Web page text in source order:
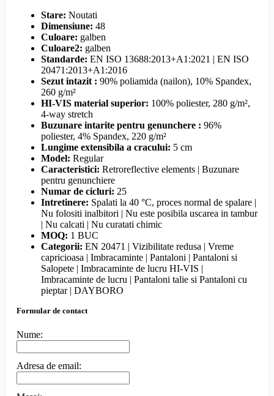
Stare: Noutati
Dimensiune: 48
Culoare: galben
Culoare2: galben
Standarde: EN ISO 13688:2013+A1:2021 | EN ISO
20471:2013+A1:2016
Sezut intazit : 90% poliamida (nailon), 10% Spandex,
260 g/m²
HI-VIS material superior: 100% poliester, 280 g/m²,
4-way stretch
Buzunare intarite pentru genunchere : 96%
poliester, 4% Spandex, 220 g/m²
Lungime extensibila a cracului: 5 cm
Model: Regular
Caracteristici: Retroreflective elements | Buzunare
pentru genunchiere
Numar de cicluri: 25
Intretinere: Spalati la 40 °C, proces normal de spalare |
Nu folositi inalbitori | Nu este posibila uscarea in tambur
| Nu calcati | Nu curatati chimic
MOQ: 1 BUC
Categorii: EN 20471 | Vizibilitate redusa | Vreme
capricioasa | Imbracaminte | Pantaloni | Pantaloni si
Salopete | Imbracaminte de lucru HI-VIS |
Imbracaminte de lucru | Pantaloni talie si Pantaloni cu
pieptar | DAYBORO
Formular de contact
Nume:
Adresa de email: